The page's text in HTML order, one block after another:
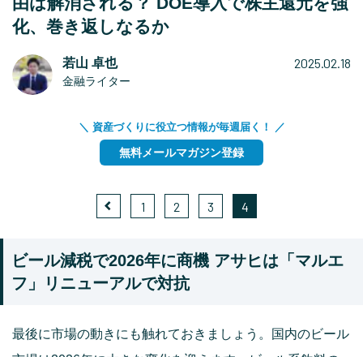
#60代
化、巻き返しなるか
若山 卓也
金融ライター
2025.02.18
＼ 資産づくりに役立つ情報が毎週届く！ ／
無料メールマガジン登録
1 2 3 4
ビール減税で2026年に商機 アサヒは「マルエ
フ」リニューアルで対抗
最後に市場の動きにも触れておきましょう。国内のビール